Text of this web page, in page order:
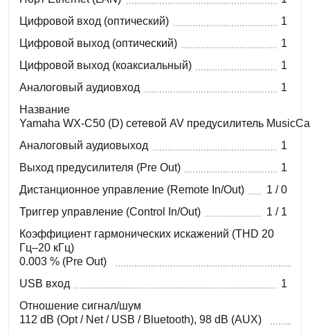
Цифровой вход (оптический)
1
Цифровой выход (оптический)
1
Цифровой выход (коаксиальный)
1
Аналоговый аудиовход
1
Название
Yamaha WX-C50 (D) сетевой AV предусилитель
Аналоговый аудиовыход
1
Выход предусилителя (Pre Out)
1
Дистанционное управление (Remote In/Out)
1 / 0
Триггер управление (Control In/Out)
1 / 1
Коэффициент гармонических искажений (THD 20
Гц–20 кГц)
0.003 % (Pre Out)
USB вход
1
Отношение сигнал/шум
112 dB (Opt / Net / USB / Bluetooth), 98 dB (AUX)